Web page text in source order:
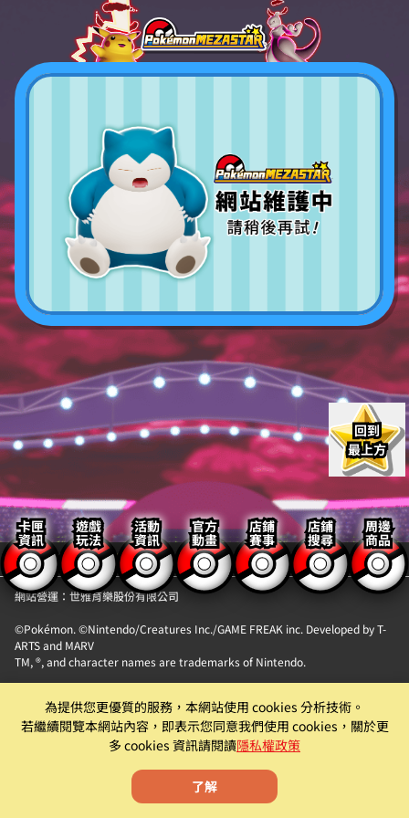
卡匣
資訊
遊戲
玩法
活動
資訊
官方
動畫
店鋪
賽事
店鋪
搜尋
周邊
商品
回到
最上方
【隱私權政策】 【聯絡我們】
網站營運：世雅育樂股份有限公司
©Pokémon. ©Nintendo/Creatures Inc./GAME FREAK inc. Developed by T-
ARTS and MARV
TM, ®, and character names are trademarks of Nintendo.
自動販賣機』卡片商品販售服務之自動販賣機。
遊戲僅為附屬功能。原廠及代理商均有權就該遊戲為內容調整、更新、優化或
下架等機具營運相關行為。
為提供您更優質的服務，本網站使用 cookies 分析技術。
若繼續閱覽本網站內容，即表示您同意我們使用 cookies，關於更
多 cookies 資訊請閱讀隱私權政策
了解